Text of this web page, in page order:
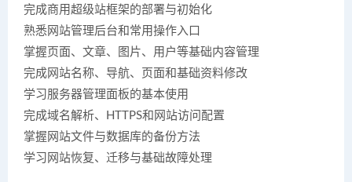
完成商用超级站框架的部署与初始化
熟悉网站管理后台和常用操作入口
掌握页面、文章、图片、用户等基础内容管理
完成网站名称、导航、页面和基础资料修改
学习服务器管理面板的基本使用
完成域名解析、HTTPS和网站访问配置
掌握网站文件与数据库的备份方法
学习网站恢复、迁移与基础故障处理